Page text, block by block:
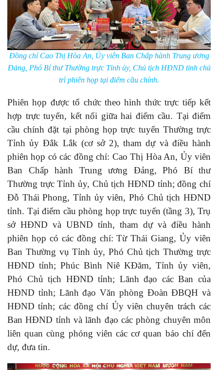
Đồng chí Cao Thị Hòa An, Ủy viên Ban Chấp hành Trung ương
Đảng, Phó Bí thư Thường trực Tỉnh ủy, Chủ tịch HĐND tỉnh chủ
trì phiên họp tại điểm cầu chính.
Phiên họp được tổ chức theo hình thức trực tiếp kết
hợp trực tuyến, kết nối giữa hai điểm cầu. Tại điểm
cầu chính đặt tại phòng họp trực tuyến Thường trực
Tỉnh ủy Đắk Lắk (cơ sở 2), tham dự và điều hành
phiên họp có các đồng chí: Cao Thị Hòa An, Ủy viên
Ban Chấp hành Trung ương Đảng, Phó Bí thư
Thường trực Tỉnh ủy, Chủ tịch HĐND tỉnh; đồng chí
Đỗ Thái Phong, Tỉnh ủy viên, Phó Chủ tịch HĐND
tỉnh. Tại điểm cầu phòng họp trực tuyến (tầng 3), Trụ
sở HĐND và UBND tỉnh, tham dự và điều hành
phiên họp có các đồng chí: Từ Thái Giang, Ủy viên
Ban Thường vụ Tỉnh ủy, Phó Chủ tịch Thường trực
HĐND tỉnh; Phúc Bình Niê KĐăm, Tỉnh ủy viên,
Phó Chủ tịch HĐND tỉnh; Lãnh đạo các Ban của
HĐND tỉnh; Lãnh đạo Văn phòng Đoàn ĐBQH và
HĐND tỉnh; các đồng chí Ủy viên chuyên trách các
Ban HĐND tỉnh và lãnh đạo các phòng chuyên môn
liên quan cùng phóng viên các cơ quan báo chí đến
dự, đưa tin.